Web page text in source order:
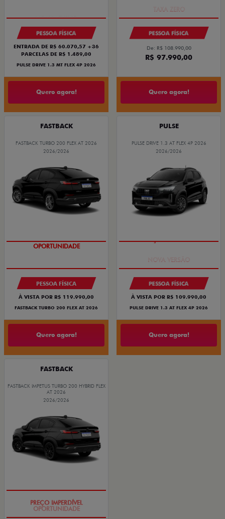
PESSOA FÍSICA
ENTRADA DE R$ 60.070,57 +36
PARCELAS DE R$ 1.489,00
PULSE DRIVE 1.3 MT FLEX 4P 2026
Quero agora!
PESSOA FÍSICA
De: R$ 108.990,00
R$ 97.990,00
Quero agora!
FASTBACK
FASTBACK TURBO 200 FLEX AT 2026
2026/2026
OPORTUNIDADE
PESSOA FÍSICA
À VISTA POR R$ 119.990,00
FASTBACK TURBO 200 FLEX AT 2026
Quero agora!
PULSE
PULSE DRIVE 1.3 AT FLEX 4P 2026
2026/2026
PESSOA FÍSICA
À VISTA POR R$ 109.990,00
PULSE DRIVE 1.3 AT FLEX 4P 2026
Quero agora!
FASTBACK
FASTBACK IMPETUS TURBO 200 HYBRID FLEX
AT 2026
2026/2026